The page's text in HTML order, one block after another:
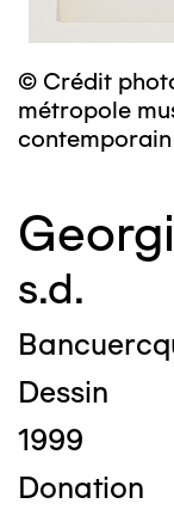
© Crédit
métropole
s.d.
Dessin
1999
Donation